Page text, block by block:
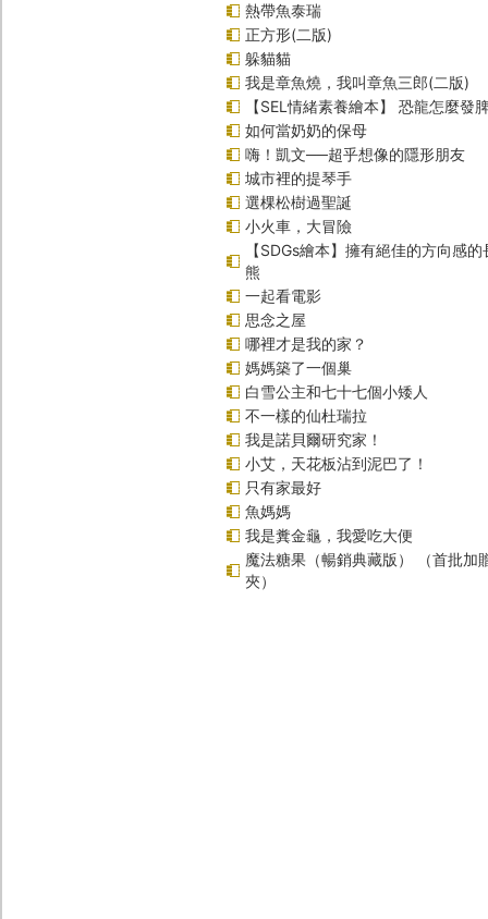
熱帶魚泰瑞
正方形(二版)
躲貓貓
我是章魚燒，我叫章魚三郎(二版)
【SEL情緒素養繪本】 恐龍怎麼發
如何當奶奶的保母
嗨！凱文──超乎想像的隱形朋友
城市裡的提琴手
選棵松樹過聖誕
小火車，大冒險
【SDGs繪本】擁有絕佳的方向感
熊
一起看電影
思念之屋
哪裡才是我的家？
媽媽築了一個巢
白雪公主和七十七個小矮人
不一樣的仙杜瑞拉
我是諾貝爾研究家！
小艾，天花板沾到泥巴了！
只有家最好
魚媽媽
我是糞金龜，我愛吃大便
魔法糖果（暢銷典藏版） （首批加
夾）